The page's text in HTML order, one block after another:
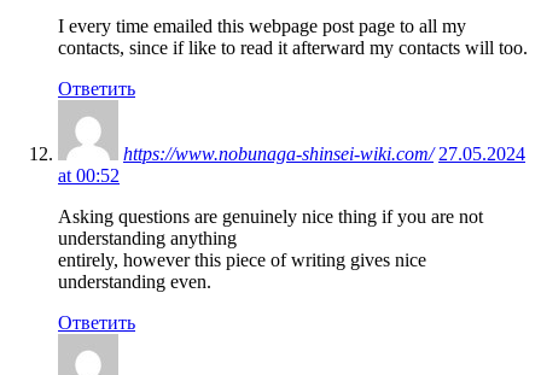
I every time emailed this webpage post page to all my
contacts, since if like to read it afterward my contacts will too.
Ответить
https://www.nobunaga-shinsei-wiki.com/ 27.05.2024
at 00:52
Asking questions are genuinely nice thing if you are not
understanding anything
entirely, however this piece of writing gives nice
understanding even.
Ответить